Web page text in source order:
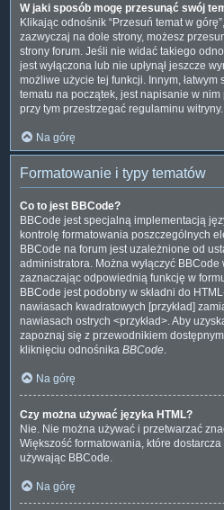
W jaki sposób mogę przesunąć swój
Klikając odnośnik “Przesuń temat w
zazwyczaj na dole strony, możesz
strony forum. Jeśli nie widać takiego
jest wyłączona lub nie upłynął jeszcze
możliwe użycie tej funkcji. Innym,
tematu na początek, jest napisanie w
przy tym przestrzegać regulaminu witryny.
Na górę
Formatowanie i typy tematów
Co to jest BBCode?
BBCode jest specjalną implementacją
kontrolę formatowania poszczególnych
BBCode na forum jest uzależnione od
administratora. Można wyłączyć
zaznaczając odpowiednią funkcję w
BBCode jest podobny w składni do
nawiasach kwadratowych [przykład]
nawiasach ostrych <przykład>. Aby
zapoznaj się z przewodnikiem
kliknięciu odnośnika BBCode.
Na górę
Czy można używać języka HTML?
Nie. Nie można używać i przetwarzać
Większość formatowania, które
używając BBCode.
Na górę